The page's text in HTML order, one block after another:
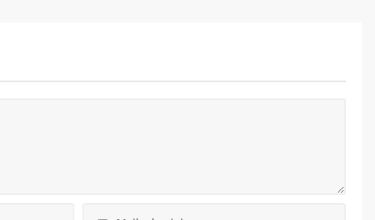
oynanan karşılaşmada maçın
kapsamında, FETÖ ile